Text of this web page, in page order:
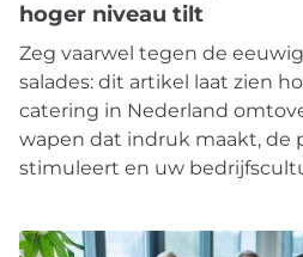
hoger niveau tilt
Zeg vaarwel tegen de
salades: dit artikel laat zien
catering in Nederland
wapen dat indruk maakt, de
stimuleert en uw